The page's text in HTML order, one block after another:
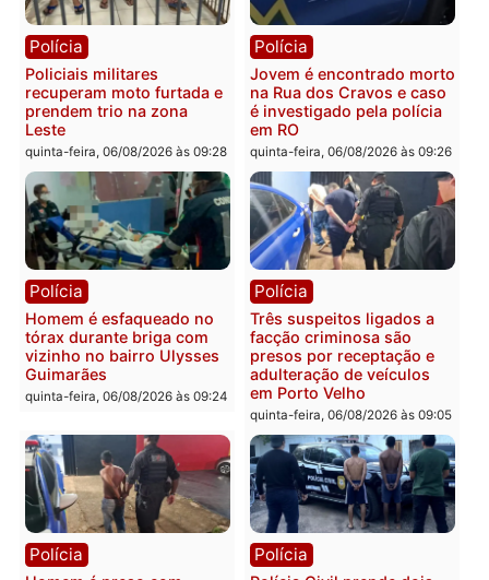
Polícia
Homem é encontrado
morto em residência no
bairro Colina Park em RO
sexta-feira, 07/08/2026 às 09:30
Polícia
Polícia Militar apreende
explosivos e
durante patrulhamento
fluvial no Rio Madeira em
Porto Velho
sexta-feira, 07/08/2026 às
Polícia
Tragédia na BR-364:
colisão entre caminhão e
carro deixa quatro mortos
em Porto Velho
quinta-feira, 06/08/2026 às 20:51
Política
Ministro Dias Tofolli , do
TSE, determina
e processamento da
que pode levar à perda
mandato da prefeita de
Pimenta Bueno
quinta-feira, 06/08/2026 às